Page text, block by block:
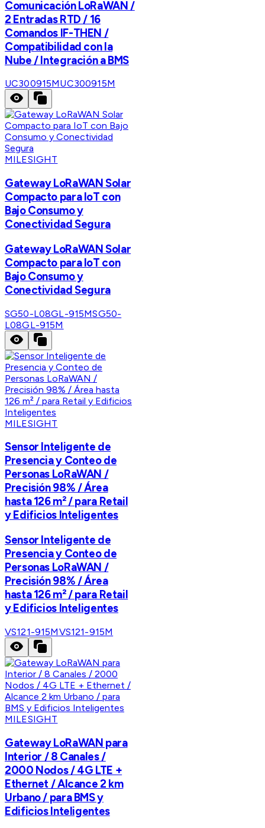
Comunicación LoRaWAN /
2 Entradas RTD / 16
Comandos IF-THEN /
Compatibilidad con la
Nube / Integración a BMS
UC300915MUC300915M
MILESIGHT
Gateway LoRaWAN Solar
Compacto para IoT con
Bajo Consumo y
Conectividad Segura
Gateway LoRaWAN Solar
Compacto para IoT con
Bajo Consumo y
Conectividad Segura
SG50-L08GL-915MSG50-
L08GL-915M
MILESIGHT
Sensor Inteligente de
Presencia y Conteo de
Personas LoRaWAN /
Precisión 98% / Área
hasta 126 m² / para Retail
y Edificios Inteligentes
Sensor Inteligente de
Presencia y Conteo de
Personas LoRaWAN /
Precisión 98% / Área
hasta 126 m² / para Retail
y Edificios Inteligentes
VS121-915MVS121-915M
MILESIGHT
Gateway LoRaWAN para
Interior / 8 Canales /
2000 Nodos / 4G LTE +
Ethernet / Alcance 2 km
Urbano / para BMS y
Edificios Inteligentes